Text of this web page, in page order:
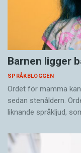
Barnen ligger
SPRÅKBLOGGEN
Ordet för mamma
sedan stenåldern.
liknande språkljud,